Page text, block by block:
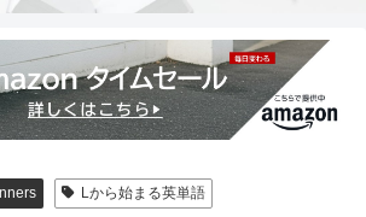
Lから始まる英単語